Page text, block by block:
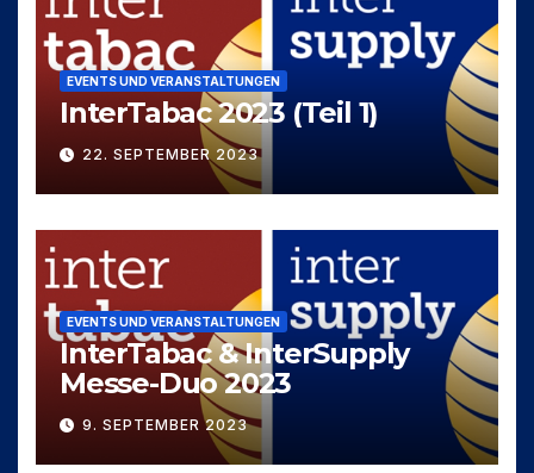
EVENTS UND VERANSTALTUNGEN
InterTabac 2023 (Teil 1)
22. SEPTEMBER 2023
EVENTS UND VERANSTALTUNGEN
InterTabac & InterSupply
Messe-Duo 2023
9. SEPTEMBER 2023